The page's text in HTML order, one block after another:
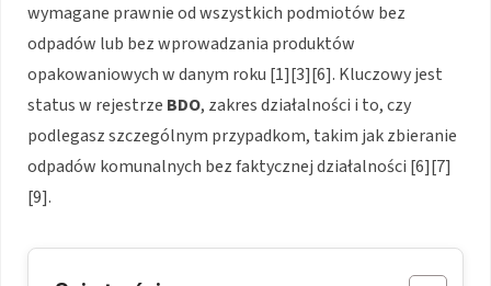
wymagane prawnie od wszystkich podmiotów bez
odpadów lub bez wprowadzania produktów
opakowaniowych w danym roku [1][3][6]. Kluczowy jest
status w rejestrze BDO, zakres działalności i to, czy
podlegasz szczególnym przypadkom, takim jak zbieranie
odpadów komunalnych bez faktycznej działalności [6][7]
[9].